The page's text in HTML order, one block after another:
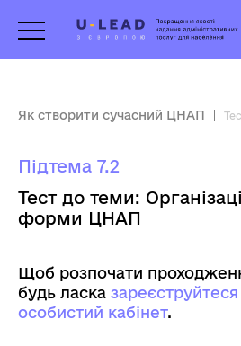
Як створити сучасний ЦНАП Тест
Підтема 7.2
Тест до теми:
форми ЦНАП
Щоб розпочати
будь ласка зареєструйтеся
особистий кабінет.